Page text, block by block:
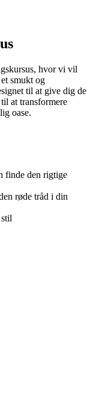
hvor vi vil
smukt og
til at give dig de
at transformere
oase.
finde den rigtige
røde tråd i din